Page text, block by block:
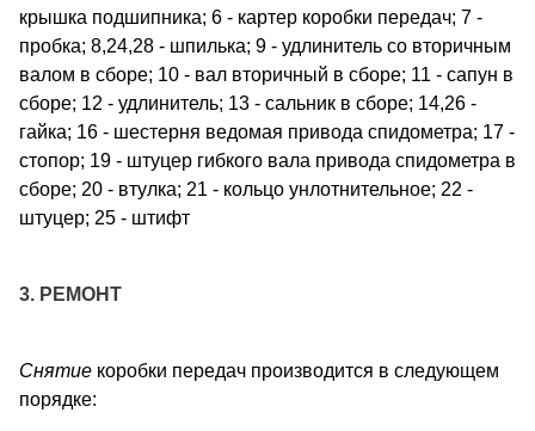
крышка подшипника; 6 - картер коробки передач; 7 -
пробка; 8,24,28 - шпилька; 9 - удлинитель со вторичным
валом в сборе; 10 - вал вторичный в сборе; 11 - сапун в
сборе; 12 - удлинитель; 13 - сальник в сборе; 14,26 -
гайка; 16 - шестерня ведомая привода спидометра; 17 -
стопор; 19 - штуцер гибкого вала привода спидометра в
сборе; 20 - втулка; 21 - кольцо унлотнительное; 22 -
штуцер; 25 - штифт
3. РЕМОНТ
Снятие коробки передач производится в следующем
порядке: